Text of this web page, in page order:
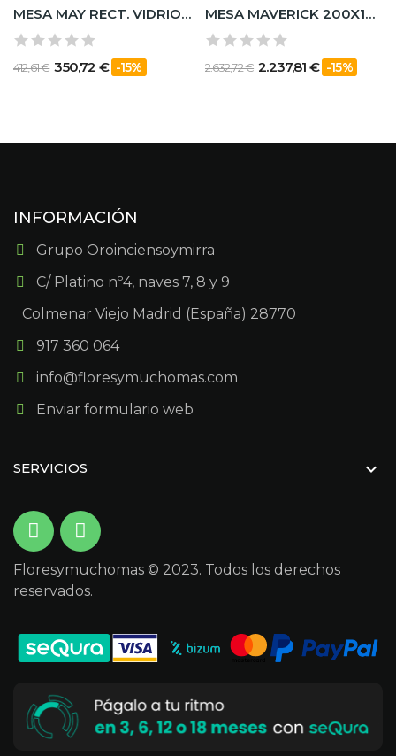
MESA MAY RECT. VIDRIO PATA NAT. 160X90
412,61 € 350,72 € -15%
MESA MAVERICK 200X100 TAPA Y PATAS DE MADERA DE...
2.632,72 € 2.237,81 € -15%
INFORMACIÓN
Grupo Oroinciensoymirra
C/ Platino nº4, naves 7, 8 y 9
Colmenar Viejo Madrid (España) 28770
917 360 064
info@floresymuchomas.com
Enviar formulario web
SERVICIOS 
Floresymuchomas © 2023. Todos los derechos
reservados.